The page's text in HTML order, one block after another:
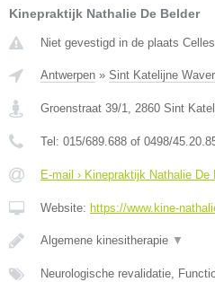
Kinepraktijk Nathalie De Belder
Niet gevestigd in de plaats
Antwerpen » Sint Katelijne Waver
Groenstraat 39/1, 2860 Sint
Tel: 015/689.688 of 0498/
E-mail › Kinepraktijk Nathalie De
Website: https://www.kine-
Algemene kinesitherapie ▼
Neurologische revalidatie,